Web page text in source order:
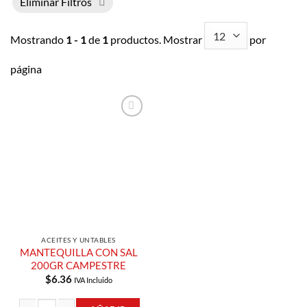
Mostrando 1 - 1de 1 productos. Mostrar por
página
ACEITES Y UNTABLES
MANTEQUILLA CON SAL
200GR CAMPESTRE
$6.36 IVA Incluido